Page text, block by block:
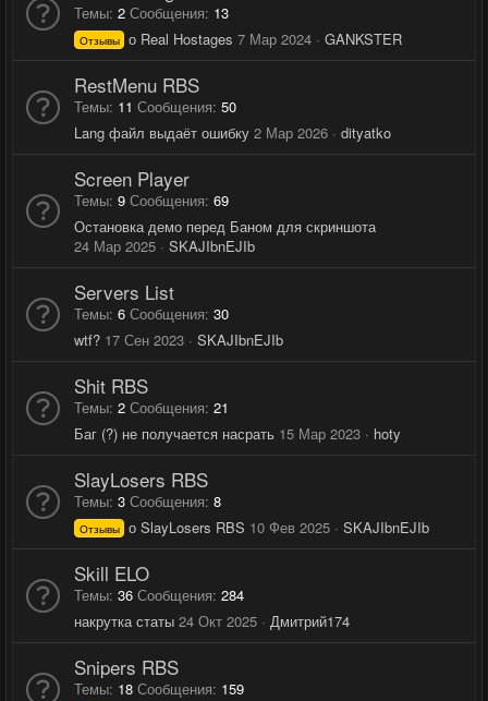
Темы 2 Сообщения 13
Отзывы о Real Hostages 7 Мар 2024 GANKSTER
RestMenu RBS
Темы 11 Сообщения 50
Lang файл выдаёт ошибку 2 Мар 2026 dityatko
Screen Player
Темы 9 Сообщения 69
Остановка демо перед Баном для скриншота
24 Мар 2025
SKAJIbnEJIb
Servers List
Темы 6 Сообщения 30
wtf? 17 Сен 2023 SKAJIbnEJIb
Shit RBS
Темы 2 Сообщения 21
Баг (?) не получается насрать 15 Мар 2023 hoty
SlayLosers RBS
Темы 3 Сообщения 8
Отзывы о SlayLosers RBS 10 Фев 2025 SKAJIbnEJIb
Skill ELO
Темы 36 Сообщения 284
накрутка статы 24 Окт 2025 Дмитрий174
Snipers RBS
Темы 18 Сообщения 159